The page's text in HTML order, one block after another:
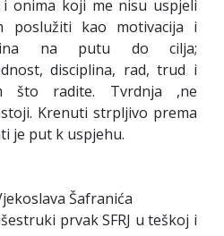
i onima koji me nisu uspjeli
poslužiti kao motivacija i
na putu do cilja;
disciplina, rad, trud i
što radite. Tvrdnja ,ne
Krenuti strpljivo prema
je put k uspjehu.
Šafranića
prvak SFRJ u teškoj i